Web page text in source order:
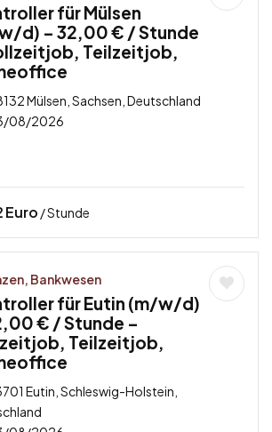
für Mülsen
d) – 32,00 € / Stunde
Teilzeitjob,
Mülsen, Sachsen, Deutschland
08/2026
Euro / Stunde
Bankwesen
für Eutin (m/w/d)
€ / Stunde –
Teilzeitjob,
Eutin, Schleswig-Holstein,